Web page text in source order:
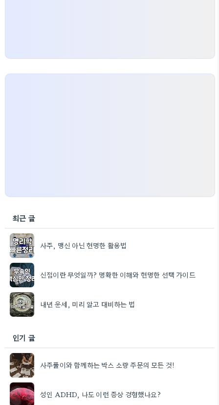
최근 글
사주, 맹신 아닌 현명한 활용법
신점이란 무엇일까? 명확한 이해와 현명한 선택 가이드
내년 운세, 미리 알고 대비하는 법
인기 글
사주풀이와 함께하는 박스 소량 주문의 모든 것!
성인 ADHD, 나도 이런 증상 경험했나요?